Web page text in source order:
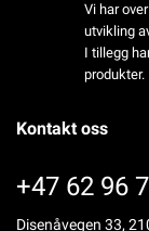
Vi har
utvikling
I tillegg
produkter.
Kontakt oss
+47 62 96
Disenåvegen 33,